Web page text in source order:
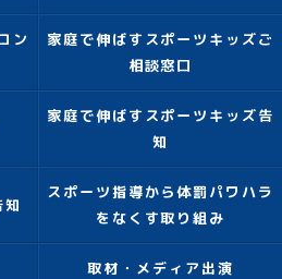
ン
家庭で伸ばすスポーツキッズご
相談窓口
家庭で伸ばすスポーツキッズ告
知
スポーツ指導から体罰パワハラ
をなくす取り組み
取材・メディア出演